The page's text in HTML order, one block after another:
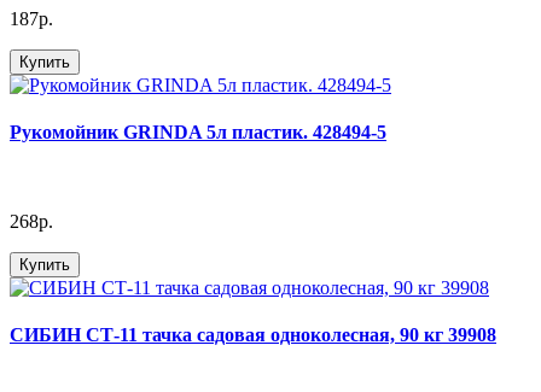
187р.
Купить
Рукомойник GRINDA 5л пластик. 428494-5
268р.
Купить
СИБИН СТ-11 тачка садовая одноколесная, 90 кг 39908